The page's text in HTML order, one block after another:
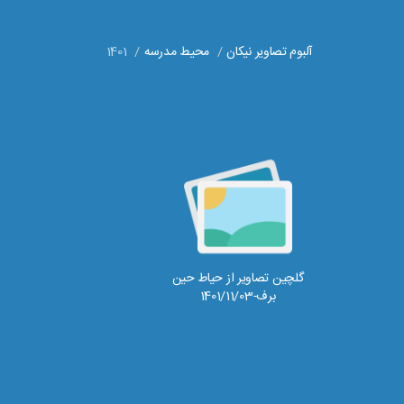
آلبوم تصاویر نیکان محیط مدرسه 1401
گلچین تصاویر از حیاط حین
برف-1401/11/03